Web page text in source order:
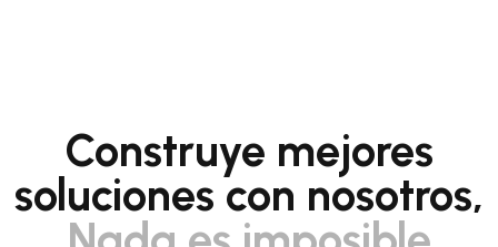
Construye mejores
soluciones con nosotros,